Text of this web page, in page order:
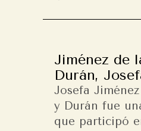
Jiménez de
Durán,
Josefa
y Durán fue
que participó